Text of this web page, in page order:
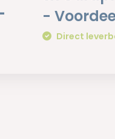
-
Direct